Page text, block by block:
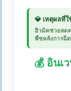
💎 เหตุผลที่
ฮิวมิคช่วยลด
พืชหลังการฉี
💰 อินเ